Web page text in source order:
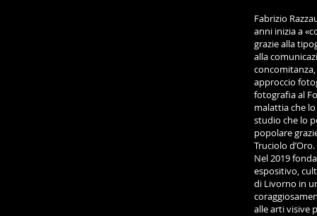
Fabrizio
anni inizia a
grazie alla
alla
approccio
fotografia al
malattia che
studio che lo
popolare
Truciolo d’Oro.
Nel 2019
espositivo,
di Livorno in
alle arti visive